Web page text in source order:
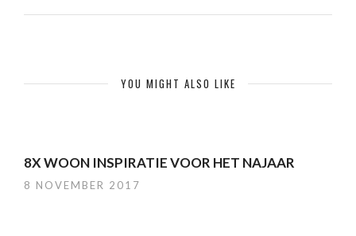
YOU MIGHT ALSO LIKE
8X WOON INSPIRATIE VOOR HET NAJAAR
8 NOVEMBER 2017